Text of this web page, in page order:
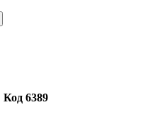
Код 6389